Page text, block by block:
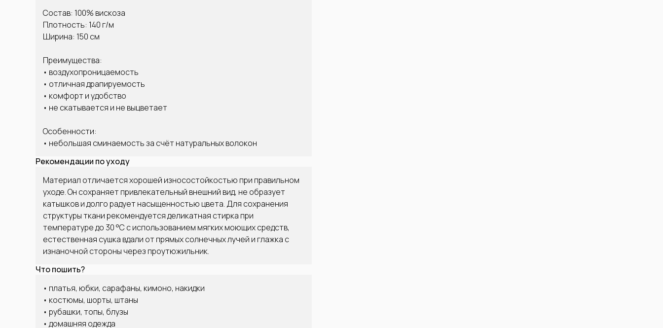
Состав: 100% вискоза
Плотность: 140 г/м
Ширина: 150 см
Преимущества:
• воздухопроницаемость
• отличная драпируемость
• комфорт и удобство
• не скатывается и не выцветает
Особенности:
• небольшая сминаемость за счёт натуральных волокон
Рекомендации по уходу
Материал отличается хорошей износостойкостью при правильном
уходе. Он сохраняет привлекательный внешний вид, не образует
катышков и долго радует насыщенностью цвета. Для сохранения
структуры ткани рекомендуется деликатная стирка при
температуре до 30 °C с использованием мягких моющих средств,
естественная сушка вдали от прямых солнечных лучей и глажка с
изнаночной стороны через проутюжильник.
Что пошить?
• платья, юбки, сарафаны, кимоно, накидки
• костюмы, шорты, штаны
• рубашки, топы, блузы
• домашняя одежда